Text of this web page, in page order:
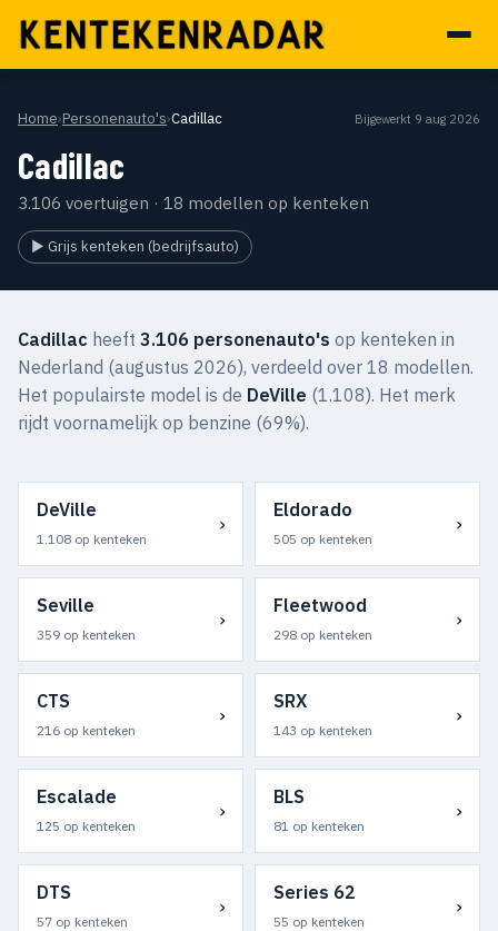
Home›Personenauto's›Cadillac Bijgewerkt 9 aug 2026
Cadillac
3.106 voertuigen · 18 modellen op kenteken
▶ Grijs kenteken (bedrijfsauto)
Cadillac heeft 3.106 personenauto's op kenteken in
Nederland (augustus 2026), verdeeld over 18 modellen.
Het populairste model is de DeVille (1.108). Het merk
rijdt voornamelijk op benzine (69%).
DeVille
1.108 op kenteken
›
Eldorado
505 op kenteken
›
Seville
359 op kenteken
›
Fleetwood
298 op kenteken
›
CTS
216 op kenteken
›
SRX
143 op kenteken
›
Escalade
125 op kenteken
›
BLS
81 op kenteken
›
DTS
57 op kenteken
›
Series 62
55 op kenteken
›